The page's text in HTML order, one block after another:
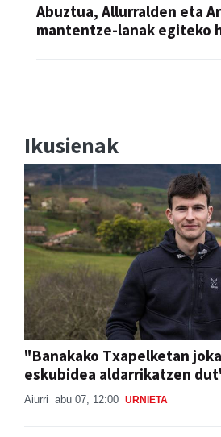
Abuztua, Allurralden eta
mantentze-lanak egiteko
Ikusienak
"Banakako Txapelketan
eskubidea aldarrikatzen
Aiurri abu 07, 12:00 URNIETA